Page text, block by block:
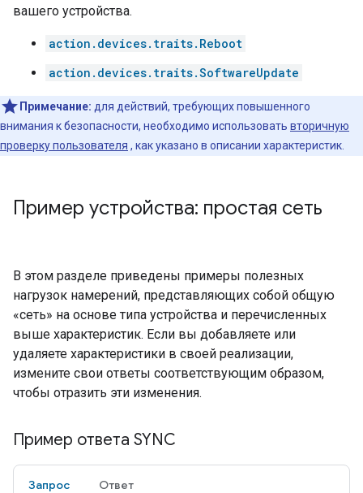
вашего устройства.
action.devices.traits.Reboot
action.devices.traits.SoftwareUpdate
Примечание: для действий, требующих повышенного
внимания к безопасности, необходимо использовать вторичную
проверку пользователя , как указано в описании характеристик.
Пример устройства: простая сеть
В этом разделе приведены примеры полезных
нагрузок намерений, представляющих собой общую
«сеть» на основе типа устройства и перечисленных
выше характеристик. Если вы добавляете или
удаляете характеристики в своей реализации,
измените свои ответы соответствующим образом,
чтобы отразить эти изменения.
Пример ответа SYNC
Запрос Ответ